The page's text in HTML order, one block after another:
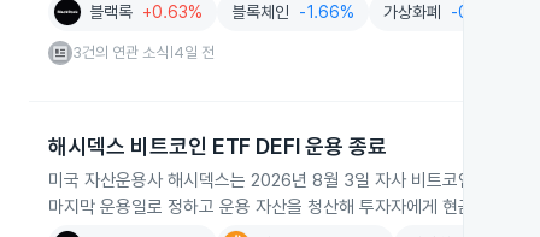
블랙록 +0.63% 블록체인 -1.66% 가상화폐 -0.96%
3건의 연관 소식 4일 전
해시덱스 비트코인 ETF DEFI 운용 종료
미국 자산운용사 해시덱스는 2026년 8월 3일 자사 비트코인 ETF
마지막 운용일로 정하고 운용 자산을 청산해 투자자에게 현금으로 분